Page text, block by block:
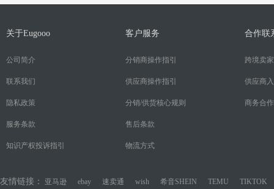
关于Eugooo
公司简介
联系我们
隐私政策
服务条款
知识产权投诉指引
客户服务
分销商操作指引
供应商操作指引
分销/供货核心规则
售后条款
物流方式
合作联
跨境卖
供应商
商务合作
友情链接： 亚马逊 ebay 速卖通 wish 希音SHEIN TEMU TIKTOK